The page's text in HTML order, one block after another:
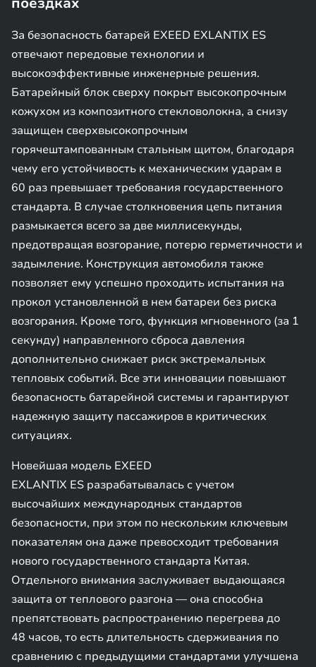
За безопасность батарей EXEED EXLANTIX ES
отвечают передовые технологии и
высокоэффективные инженерные решения.
Батарейный блок сверху покрыт высокопрочным
кожухом из композитного стекловолокна, а снизу
защищен сверхвысокопрочным
горячештампованным стальным щитом, благодаря
чему его устойчивость к механическим ударам в
60 раз превышает требования государственного
стандарта. В случае столкновения цепь питания
размыкается всего за две миллисекунды,
предотвращая возгорание, потерю герметичности и
задымление. Конструкция автомобиля также
позволяет ему успешно проходить испытания на
прокол установленной в нем батареи без риска
возгорания. Кроме того, функция мгновенного (за 1
секунду) направленного сброса давления
дополнительно снижает риск экстремальных
тепловых событий. Все эти инновации повышают
безопасность батарейной системы и гарантируют
надежную защиту пассажиров в критических
ситуациях.
Новейшая модель EXEED
EXLANTIX ES разрабатывалась с учетом
высочайших международных стандартов
безопасности, при этом по нескольким ключевым
показателям она даже превосходит требования
нового государственного стандарта Китая.
Отдельного внимания заслуживает выдающаяся
защита от теплового разгона — она способна
препятствовать распространению перегрева до
48 часов, то есть длительность сдерживания по
сравнению с предыдущими стандартами улучшена